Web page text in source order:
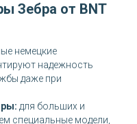
Зебра от BNT
немецкие
надежность
даже при
для больших и
специальные модели,